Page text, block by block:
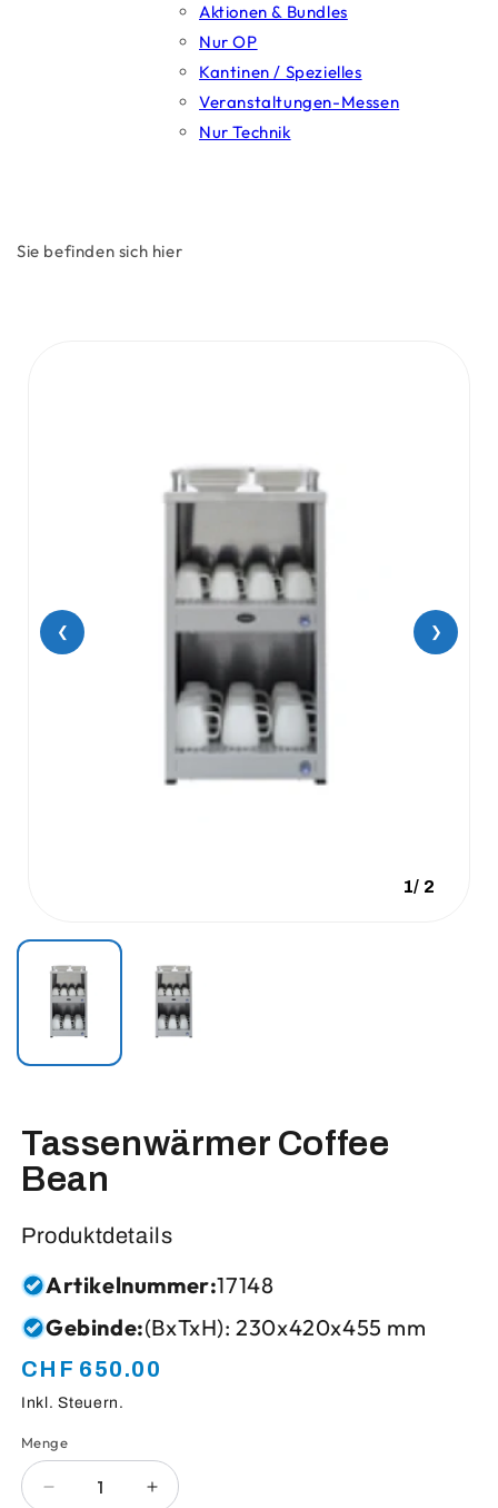
Aktionen & Bundles
Nur OP
Kantinen / Spezielles
Veranstaltungen-Messen
Nur Technik
Sie befinden sich hier
❮ ❯
1/ 2
Tassenwärmer Coffee
Bean
Produktdetails
Artikelnummer:17148
Gebinde:(BxTxH): 230x420x455 mm
Normaler
Preis
CHF 650.00
Inkl. Steuern.
Anzahl
Menge
Verringere Erhöhe